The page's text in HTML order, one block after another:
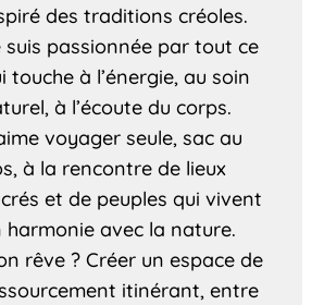
des traditions créoles.
suis passionnée par tout ce
touche à l’énergie, au soin
à l’écoute du corps.
voyager seule, sac au
à la rencontre de lieux
et de peuples qui vivent
harmonie avec la nature.
rêve ? Créer un espace de
itinérant, entre